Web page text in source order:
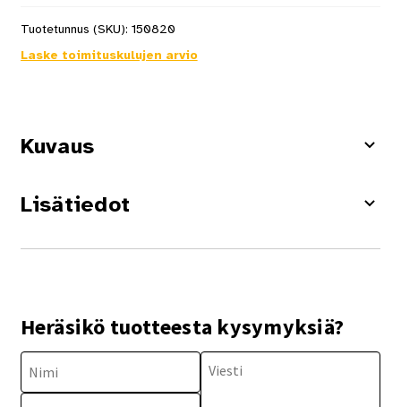
Tuotetunnus (SKU): 150820
Laske toimituskulujen arvio
Kuvaus
Lisätiedot
Heräsikö tuotteesta kysymyksiä?